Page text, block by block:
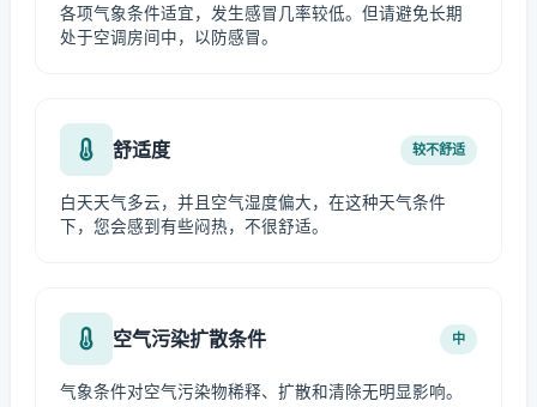
各项气象条件适宜，发生感冒几率较低。但请避免长期
处于空调房间中，以防感冒。
舒适度 较不舒适
白天天气多云，并且空气湿度偏大，在这种天气条件
下，您会感到有些闷热，不很舒适。
空气污染扩散条件 中
气象条件对空气污染物稀释、扩散和清除无明显影响。